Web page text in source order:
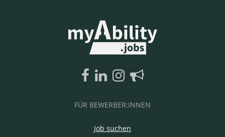
FÜR BEWERBER:INNEN
Job suchen